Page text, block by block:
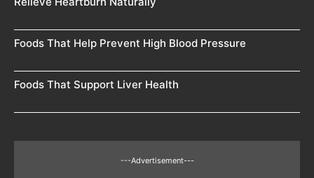
Foods That Help Prevent High Blood Pressure
Foods That Support Liver Health
---Advertisement---